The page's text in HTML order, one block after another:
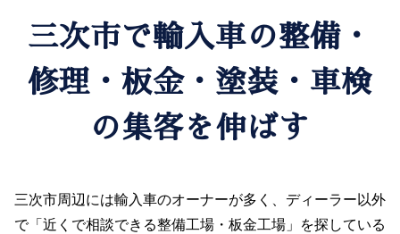
三次市で輸入車の整備・
修理・板金・塗装・車検
の集客を伸ばす
三次市周辺には輸入車のオーナーが多く、ディーラー以外
で「近くで相談できる整備工場・板金工場」を探している